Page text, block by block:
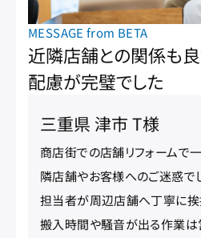
MESSAGE from BETA
近隣店舗との関係も
配慮が完璧でした
三重県 津市 T様
商店街での店舗リフォームで
隣店舗やお客様へのご迷惑で
担当者が周辺店舗へ丁寧に挨
搬入時間や騒音が出る作業